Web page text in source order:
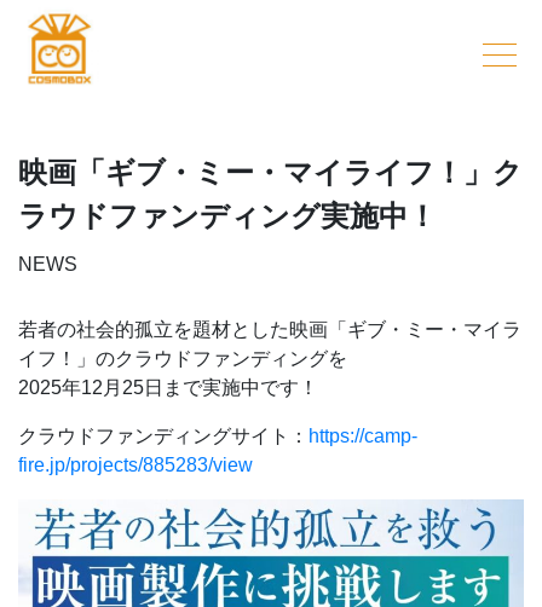
映画「ギブ・ミー・マイライフ！」ク
ラウドファンディング実施中！
NEWS
若者の社会的孤立を題材とした映画「ギブ・ミー・マイラ
イフ！」のクラウドファンディングを
2025年12月25日まで実施中です！
クラウドファンディングサイト： https://camp-
fire.jp/projects/885283/view